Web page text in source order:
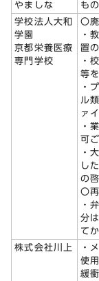
やましな
も
学校法人大和
学園
京都栄養医療
専門学校
〇
・
置
・
等
・
ル
ァ
・
可
・
し
の
〇
・
分
て
株式会社川上
・
使
緩